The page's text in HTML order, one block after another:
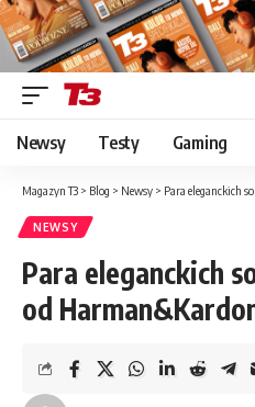
Newsy Testy Gaming
Magazyn T3 > Blog > Newsy > Para eleganckich
NEWSY
Para eleganckich
od